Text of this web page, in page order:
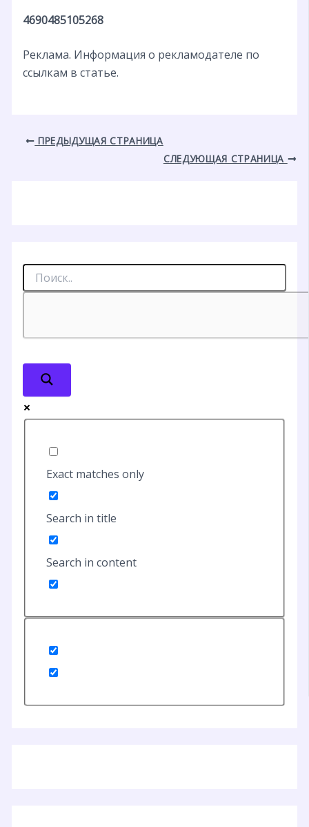
4690485105268
Реклама. Информация о рекламодателе по
ссылкам в статье.
ПРЕДЫДУЩАЯ СТРАНИЦА
СЛЕДУЮЩАЯ СТРАНИЦА
Exact matches only
Search in title
Search in content